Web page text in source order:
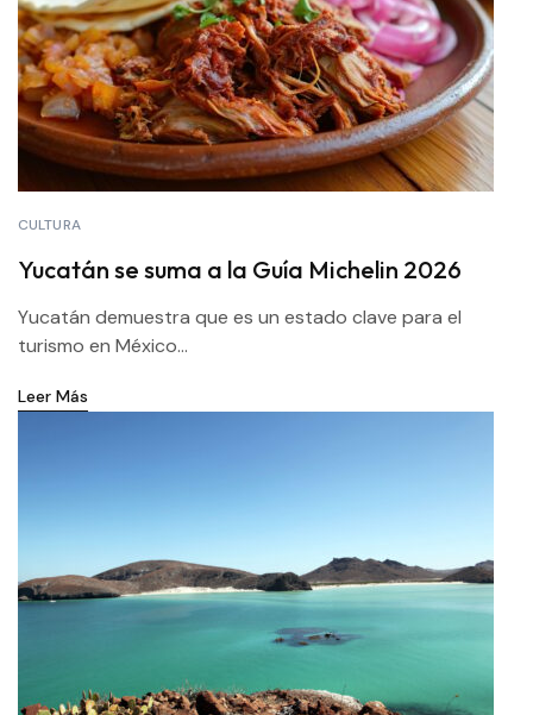
CULTURA
Yucatán se suma a la Guía Michelin 2026
Yucatán demuestra que es un estado clave para el
turismo en México...
Leer Más